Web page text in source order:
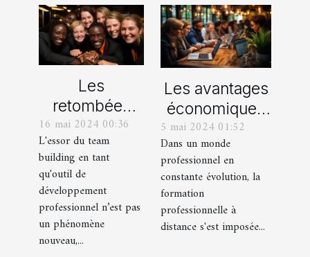
marocaines
Les
retombées
économiques
des activités
de team
building pour
les
entreprises
locales
16 mai 2024 00:36
L'essor du team
building en tant
qu'outil de
développement
professionnel n’est pas
un phénomène
nouveau,...
Les avantages
économiques
de la formation
professionnelle
à distance
pour les
entreprises
5 mai 2024 01:52
Dans un monde
professionnel en
constante évolution, la
formation
professionnelle à
distance s'est imposée...